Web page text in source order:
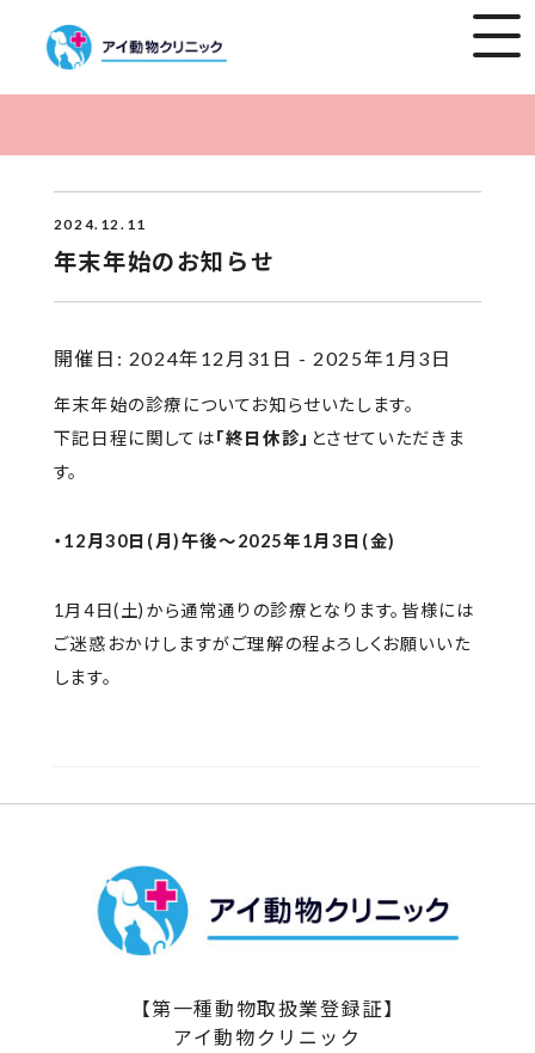
2024.12.11
年末年始のお知らせ
開催日: 2024年12月31日 - 2025年1月3日
年末年始の診療についてお知らせいたします。
下記日程に関しては「終日休診」 とさせていただきま
す。
・12月30日(月)午後〜2025年1月3日(金)
1月4日(土)から通常通りの診療となります。皆様には
ご迷惑おかけしますがご理解の程よろしくお願いいた
します。
【第一種動物取扱業登録証】
アイ動物クリニック